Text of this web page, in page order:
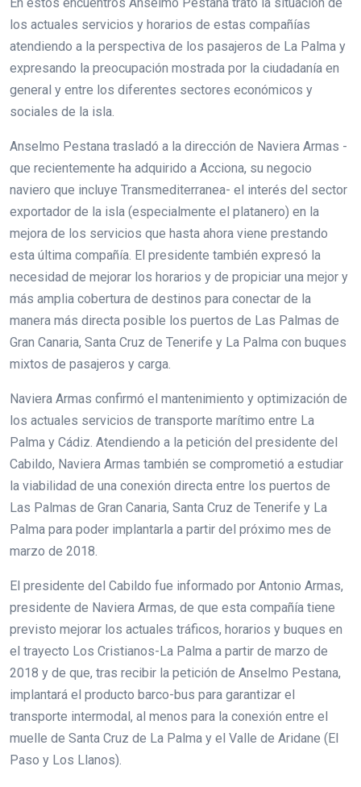
los actuales servicios y horarios de estas compañías
atendiendo a la perspectiva de los pasajeros de La Palma y
expresando la preocupación mostrada por la ciudadanía en
general y entre los diferentes sectores económicos y
sociales de la isla.
Anselmo Pestana trasladó a la dirección de Naviera Armas -
que recientemente ha adquirido a Acciona, su negocio
naviero que incluye Transmediterranea- el interés del sector
exportador de la isla (especialmente el platanero) en la
mejora de los servicios que hasta ahora viene prestando
esta última compañía. El presidente también expresó la
necesidad de mejorar los horarios y de propiciar una mejor y
más amplia cobertura de destinos para conectar de la
manera más directa posible los puertos de Las Palmas de
Gran Canaria, Santa Cruz de Tenerife y La Palma con buques
mixtos de pasajeros y carga.
Naviera Armas confirmó el mantenimiento y optimización de
los actuales servicios de transporte marítimo entre La
Palma y Cádiz. Atendiendo a la petición del presidente del
Cabildo, Naviera Armas también se comprometió a estudiar
la viabilidad de una conexión directa entre los puertos de
Las Palmas de Gran Canaria, Santa Cruz de Tenerife y La
Palma para poder implantarla a partir del próximo mes de
marzo de 2018.
El presidente del Cabildo fue informado por Antonio Armas,
presidente de Naviera Armas, de que esta compañía tiene
previsto mejorar los actuales tráficos, horarios y buques en
el trayecto Los Cristianos-La Palma a partir de marzo de
2018 y de que, tras recibir la petición de Anselmo Pestana,
implantará el producto barco-bus para garantizar el
transporte intermodal, al menos para la conexión entre el
muelle de Santa Cruz de La Palma y el Valle de Aridane (El
Paso y Los Llanos).